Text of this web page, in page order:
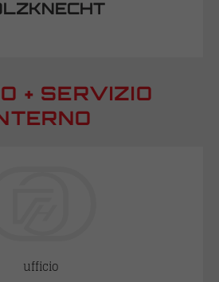
+ SERVIZIO
ufficio